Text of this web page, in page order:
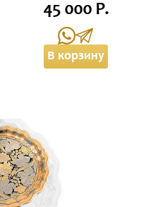
45 000 Р.
В корзину